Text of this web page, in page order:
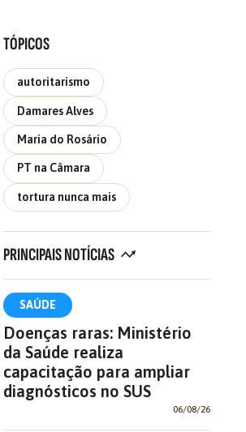
TÓPICOS
autoritarismo
Damares Alves
Maria do Rosário
PT na Câmara
tortura nunca mais
PRINCIPAIS NOTÍCIAS
SAÚDE
Doenças raras: Ministério
da Saúde realiza
capacitação para ampliar
diagnósticos no SUS
06/08/26